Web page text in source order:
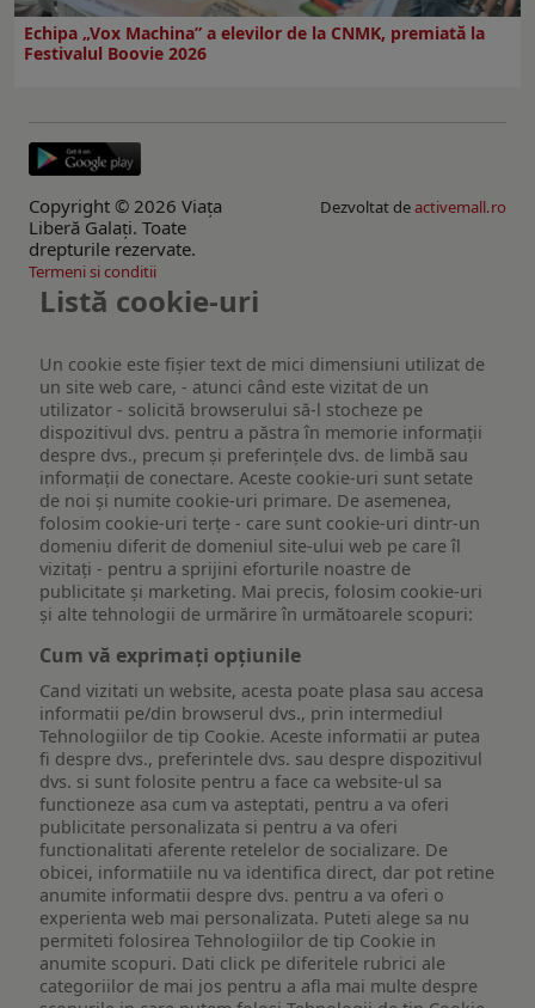
Echipa „Vox Machina” a elevilor de la CNMK, premiată la
Festivalul Boovie 2026
Copyright © 2026 Viaţa
Liberă Galaţi. Toate
drepturile rezervate.
Dezvoltat deactivemall.ro
Termeni si conditii
Listă cookie-uri
Un cookie este fişier text de mici dimensiuni utilizat de
un site web care, - atunci când este vizitat de un
utilizator - solicită browserului să-l stocheze pe
dispozitivul dvs. pentru a păstra în memorie informații
despre dvs., precum și preferințele dvs. de limbă sau
informații de conectare. Aceste cookie-uri sunt setate
de noi și numite cookie-uri primare. De asemenea,
folosim cookie-uri terțe - care sunt cookie-uri dintr-un
domeniu diferit de domeniul site-ului web pe care îl
vizitați - pentru a sprijini eforturile noastre de
publicitate și marketing. Mai precis, folosim cookie-uri
și alte tehnologii de urmărire în următoarele scopuri:
Cum vă exprimați opțiunile
Cand vizitati un website, acesta poate plasa sau accesa
informatii pe/din browserul dvs., prin intermediul
Tehnologiilor de tip Cookie. Aceste informatii ar putea
fi despre dvs., preferintele dvs. sau despre dispozitivul
dvs. si sunt folosite pentru a face ca website-ul sa
functioneze asa cum va asteptati, pentru a va oferi
publicitate personalizata si pentru a va oferi
functionalitati aferente retelelor de socializare. De
obicei, informatiile nu va identifica direct, dar pot retine
anumite informatii despre dvs. pentru a va oferi o
experienta web mai personalizata. Puteti alege sa nu
permiteti folosirea Tehnologiilor de tip Cookie in
anumite scopuri. Dati click pe diferitele rubrici ale
categoriilor de mai jos pentru a afla mai multe despre